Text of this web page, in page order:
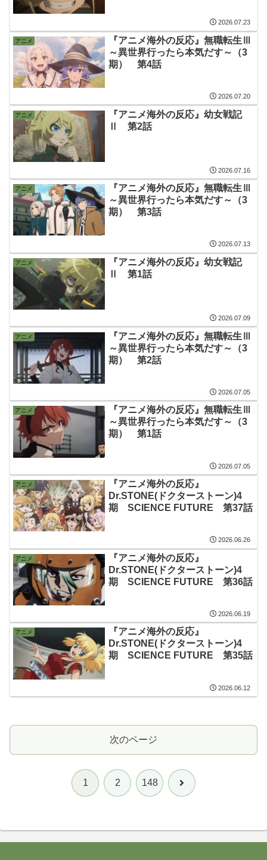
2026.07.23
アニメ
『アニメ海外の反応』無職転生Ⅲ
～異世界行ったら本気だす～（3
期） 第4話
2026.07.20
アニメ
『アニメ海外の反応』幼女戦記
Ⅱ 第2話
2026.07.16
アニメ
『アニメ海外の反応』無職転生Ⅲ
～異世界行ったら本気だす～（3
期） 第3話
2026.07.13
アニメ
『アニメ海外の反応』幼女戦記
Ⅱ 第1話
2026.07.09
アニメ
『アニメ海外の反応』無職転生Ⅲ
～異世界行ったら本気だす～（3
期） 第2話
2026.07.05
アニメ
『アニメ海外の反応』無職転生Ⅲ
～異世界行ったら本気だす～（3
期） 第1話
2026.07.05
アニメ
『アニメ海外の反応』
Dr.STONE(ドクターストーン)4
期 SCIENCE FUTURE 第37話
2026.06.26
アニメ
『アニメ海外の反応』
Dr.STONE(ドクターストーン)4
期 SCIENCE FUTURE 第36話
2026.06.19
アニメ
『アニメ海外の反応』
Dr.STONE(ドクターストーン)4
期 SCIENCE FUTURE 第35話
2026.06.12
次のページ
1 2 148 次